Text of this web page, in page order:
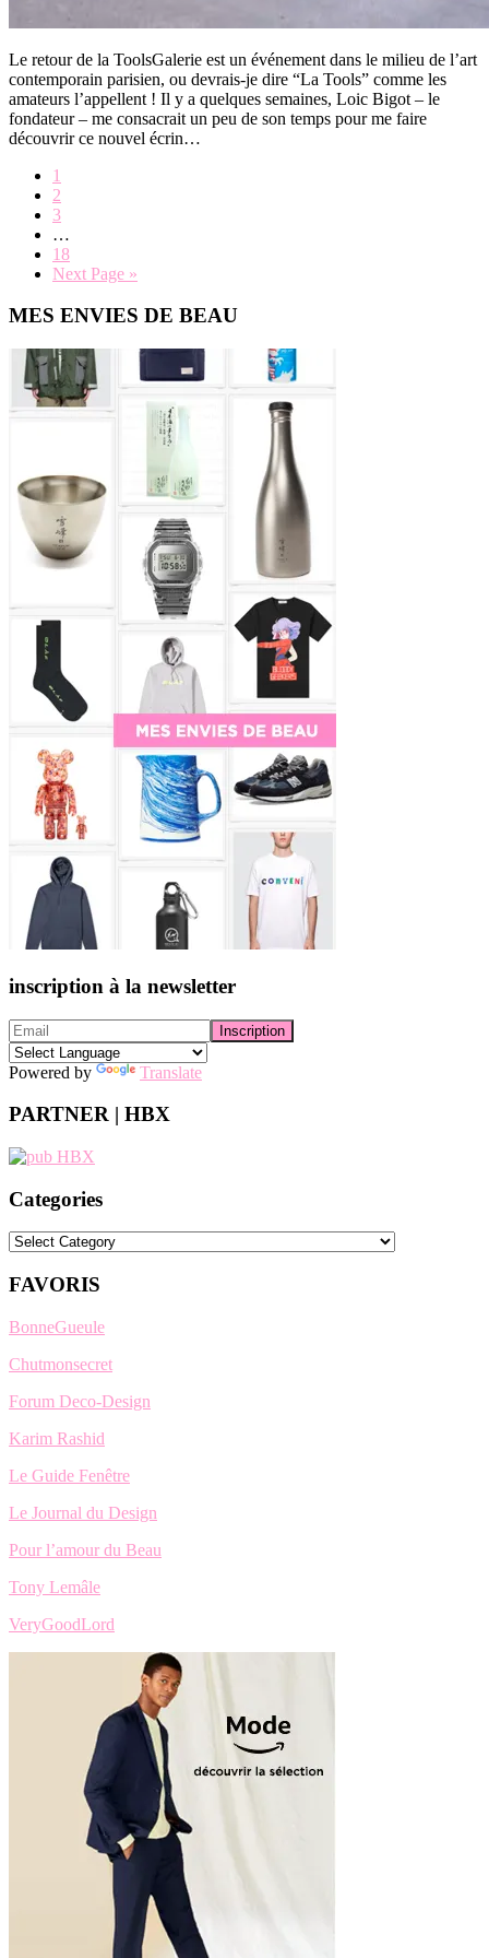
Le retour de la ToolsGalerie est un événement dans le milieu de l’art
contemporain parisien, ou devrais-je dire “La Tools” comme les
amateurs l’appellent ! Il y a quelques semaines, Loic Bigot – le
fondateur – me consacrait un peu de son temps pour me faire
découvrir ce nouvel écrin…
Page
1
Page
2
Page
3
pages
omitted
…
Page
18
Go
Next Page »
Primary
Sidebar
MES ENVIES DE BEAU
inscription à la newsletter
Powered by Translate
PARTNER | HBX
Categories
Categories
FAVORIS
BonneGueule
Chutmonsecret
Forum Deco-Design
Karim Rashid
Le Guide Fenêtre
Le Journal du Design
Pour l’amour du Beau
Tony Lemâle
VeryGoodLord